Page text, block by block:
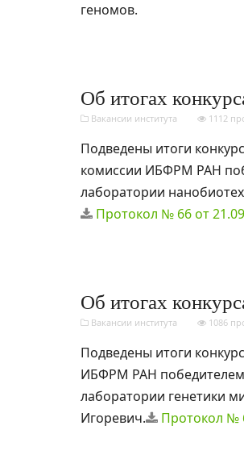
геномов.
Об итогах
Вакансии института 1112
Подведены итоги
комиссии ИБФРМ РАН
лаборатории
Протокол № 66 от
Об итогах
Вакансии института 1086
Подведены итоги
ИБФРМ РАН победителем
лаборатории генетики
Игоревич.
Протокол №